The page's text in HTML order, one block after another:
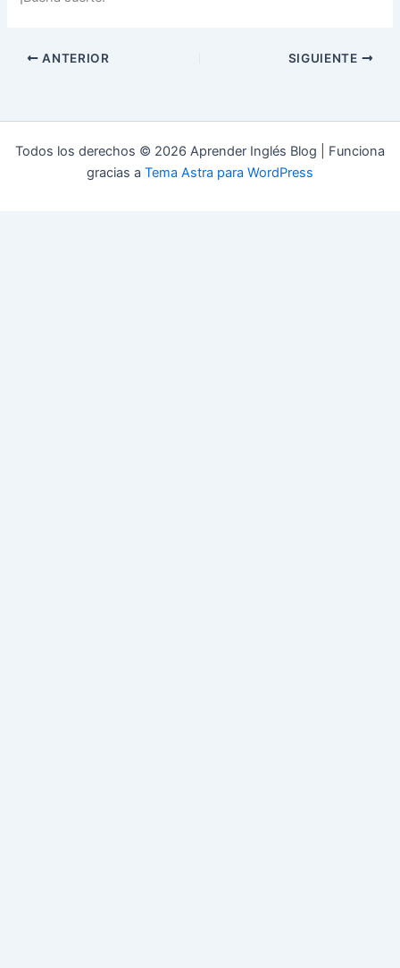
ANTERIOR SIGUIENTE
Todos los derechos © 2026 Aprender Inglés Blog | Funciona
gracias a Tema Astra para WordPress